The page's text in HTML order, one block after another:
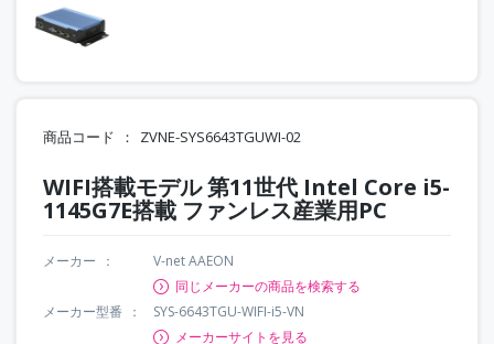
商品コード ZVNE-SYS6643TGUWI-02
WIFI搭載モデル 第11世代 Intel Core i5-
1145G7E搭載 ファンレス産業用PC
メーカー
V-net AAEON
同じメーカーの商品を検索する
メーカー型番
SYS-6643TGU-WIFI-i5-VN
メーカーサイトを見る